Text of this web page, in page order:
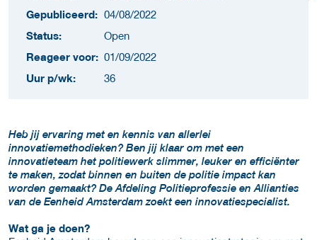
Gepubliceerd: 04/08/2022
Status:
Open
Reageer voor: 01/09/2022
Uur p/wk:
36
Heb jij ervaring met en kennis van allerlei
innovatiemethodieken? Ben jij klaar om met een
innovatieteam het politiewerk slimmer, leuker en efficiënter
te maken, zodat binnen en buiten de politie impact kan
worden gemaakt? De Afdeling Politieprofessie en Allianties
van de Eenheid Amsterdam zoekt een innovatiespecialist.
Wat ga je doen?